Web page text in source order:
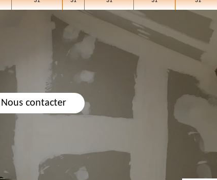
Nous contacter